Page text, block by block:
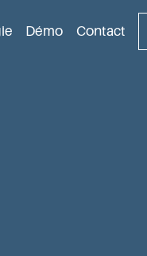
Démo Contact